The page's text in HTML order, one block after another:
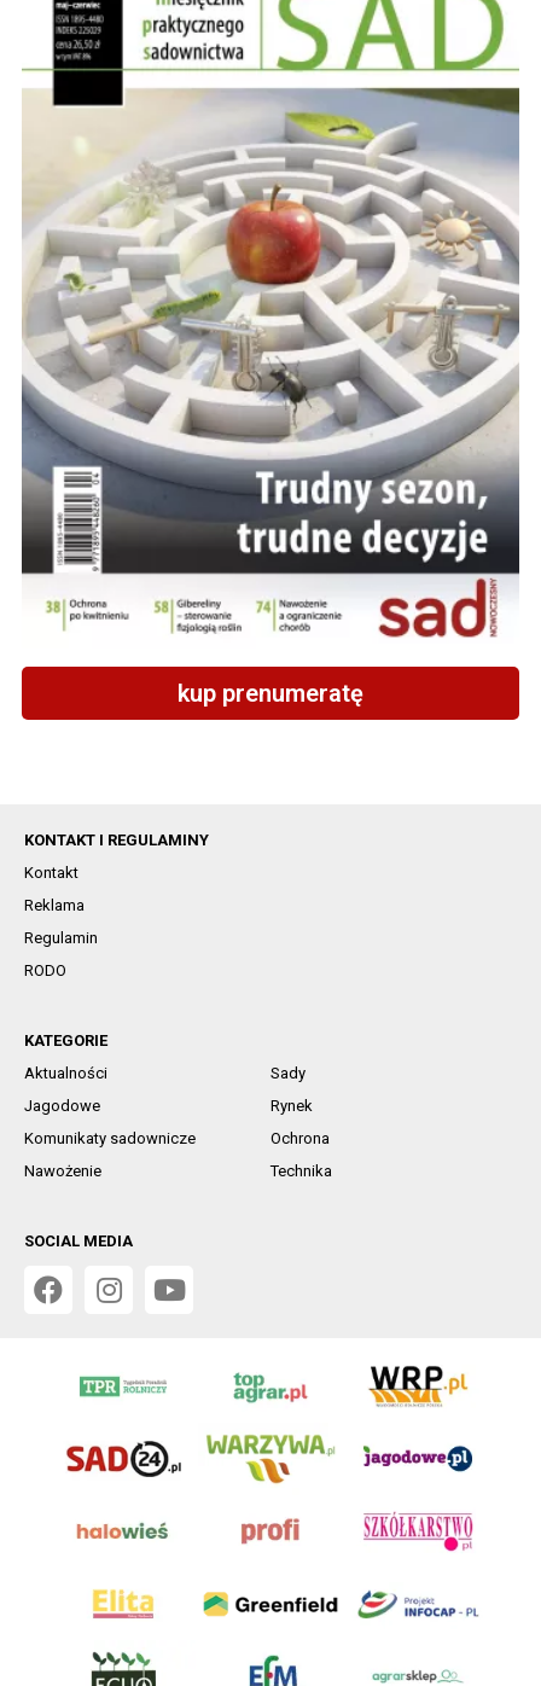
kup prenumeratę
KONTAKT I REGULAMINY
Kontakt
Reklama
Regulamin
RODO
KATEGORIE
Aktualności
Sady
Jagodowe
Rynek
Komunikaty sadownicze
Ochrona
Nawożenie
Technika
SOCIAL MEDIA